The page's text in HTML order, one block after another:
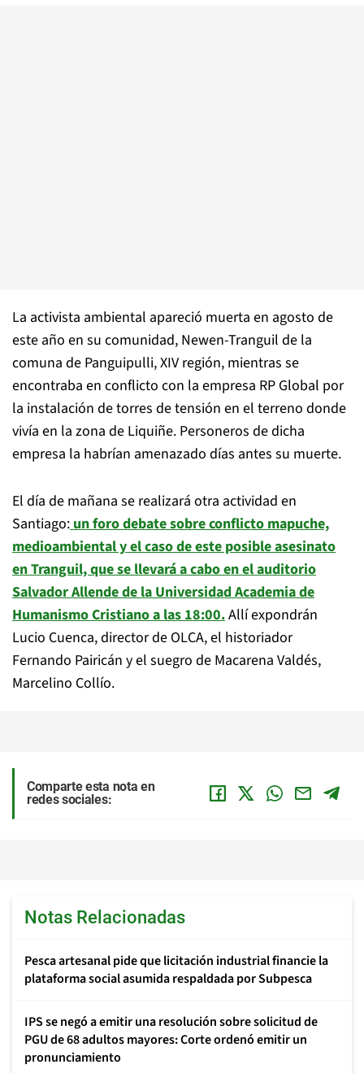
La activista ambiental apareció muerta en agosto de
este año en su comunidad, Newen-Tranguil de la
comuna de Panguipulli, XIV región, mientras se
encontraba en conflicto con la empresa RP Global por
la instalación de torres de tensión en el terreno donde
vivía en la zona de Liquiñe. Personeros de dicha
empresa la habrían amenazado días antes su muerte.
El día de mañana se realizará otra actividad en
Santiago:un foro debate sobre conflicto mapuche,
medioambiental y el caso de este posible asesinato
en Tranguil, que se llevará a cabo en el auditorio
Salvador Allende de la Universidad Academia de
Humanismo Cristiano a las 18:00.Allí expondrán
Lucio Cuenca, director de OLCA, el historiador
Fernando Pairicán y el suegro de Macarena Valdés,
Marcelino Collío.
Comparte esta nota en
redes sociales:
Notas Relacionadas
Pesca artesanal pide que licitación industrial financie la
plataforma social asumida respaldada por Subpesca
IPS se negó a emitir una resolución sobre solicitud de
PGU de 68 adultos mayores: Corte ordenó emitir un
pronunciamiento